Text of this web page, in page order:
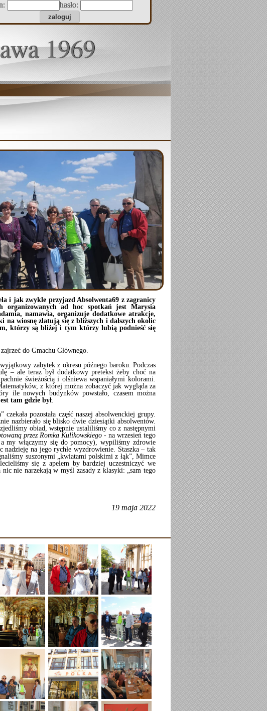
hasło:
1969
i jak zwykle przyjazd Absolwenta69 z zagranicy
ad hoc spotkań jest Marysia
namawia, organizuje dodatkowe atrakcje,
wiosnę zlatują się z bliższych i dalszych okolic
którzy są bliżej i tym którzy lubią podnieść się
do Gmachu Głównego.
zabytek z okresu późnego baroku. Podczas
– ale teraz był dodatkowy pretekst żeby choć na
świeżością i olśniewa wspaniałymi kolorami.
z której można zobaczyć jak wygląda za
ile nowych budynków powstało, czasem można
tam gdzie był
pozostała część naszej absolwenckiej grupy.
nazbierało się blisko dwie dziesiątki absolwentów.
obiad, wstępnie ustaliliśmy co z następnymi
przez Romka Kulikowskiego - na wrzesień tego
my włączymy się do pomocy), wypiliśmy zdrowie
na jego rychłe wyzdrowienie. Staszka – tak
suszonymi „kwiatami polskimi z łąk”, Mimce
się z apelem by bardziej uczestniczyć we
nie narzekają w myśl zasady z klasyki: „sam tego
19 maja 2022